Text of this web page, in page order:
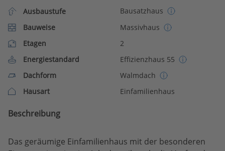
Ausbaustufe
Bausatzhaus
Bauweise
Massivhaus
Etagen
2
Energiestandard
Effizienzhaus 55
Dachform
Walmdach
Hausart
Einfamilienhaus
Beschreibung
Das geräumige Einfamilienhaus mit der besonderen